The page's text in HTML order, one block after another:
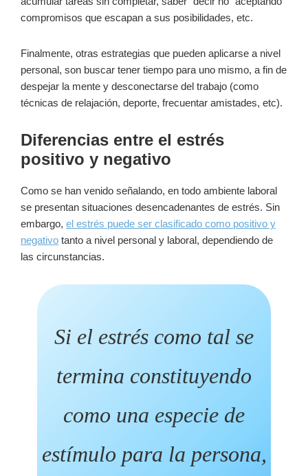
compromisos que escapan a sus posibilidades, etc.
Finalmente, otras estrategias que pueden aplicarse a nivel
personal, son buscar tener tiempo para uno mismo, a fin de
despejar la mente y desconectarse del trabajo (como
técnicas de relajación, deporte, frecuentar amistades, etc).
Diferencias entre el estrés
positivo y negativo
Como se han venido señalando, en todo ambiente laboral
se presentan situaciones desencadenantes de estrés. Sin
embargo, el estrés puede ser clasificado como positivo y
negativo tanto a nivel personal y laboral, dependiendo de
las circunstancias.
Si el estrés como tal se
termina constituyendo
como una especie de
estímulo para la persona,